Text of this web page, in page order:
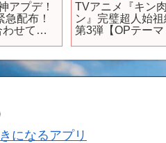
アプデ！
急配布！
せて新
TVアニメ『キン
ン』完璧超人始
第3弾【OPテーマ
になるアプリ